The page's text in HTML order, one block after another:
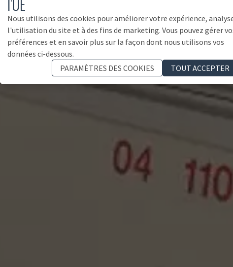
Nous utilisons des cookies pour améliorer votre expérience,
l'utilisation du site et à des fins de marketing. Vous pouvez gérer
préférences et en savoir plus sur la façon dont nous utilisons vos
données ci-dessous.
PARAMÈTRES DES COOKIES
TOUT ACCEPTER